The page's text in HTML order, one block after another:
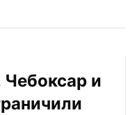
и